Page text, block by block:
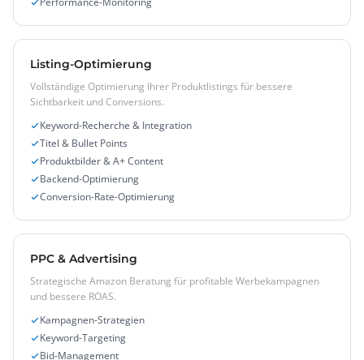
Listing-Optimierung
Vollständige Optimierung Ihrer Produktlistings für bessere
Sichtbarkeit und Conversions.
Keyword-Recherche & Integration
Titel & Bullet Points
Produktbilder & A+ Content
Backend-Optimierung
Conversion-Rate-Optimierung
PPC & Advertising
Strategische Amazon Beratung für profitable Werbekampagnen
und bessere ROAS.
Kampagnen-Strategien
Keyword-Targeting
Bid-Management